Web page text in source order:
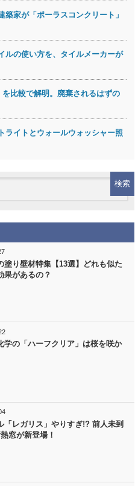
築家が「ポーラスコンクリート」
ルの使い方を、タイルメーカーが
を比較で解明。廃棄されるはずの
ライトとウォールウォッシャー照
塗り壁材特集【13選】どれも似た
果があるの？
学の「ハーフクリア」は桜を咲か
「レガリス」やりすぎ!? 前人未到
窓が新登場！